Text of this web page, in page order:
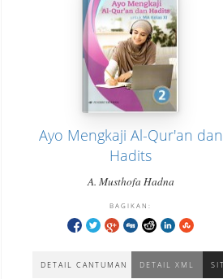
Ayo Mengkaji Al-Qur'an dan
Hadits
A. Musthofa Hadna
DETAIL CANTUMAN DETAIL XML
BAGIKAN: